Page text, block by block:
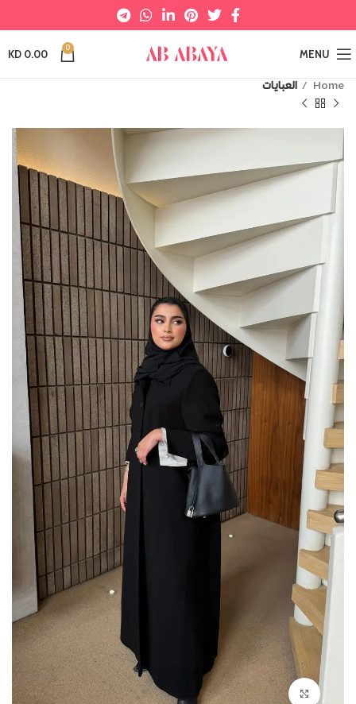
MENU
0
KD 0.00
Home العبايات
Click to enlarge